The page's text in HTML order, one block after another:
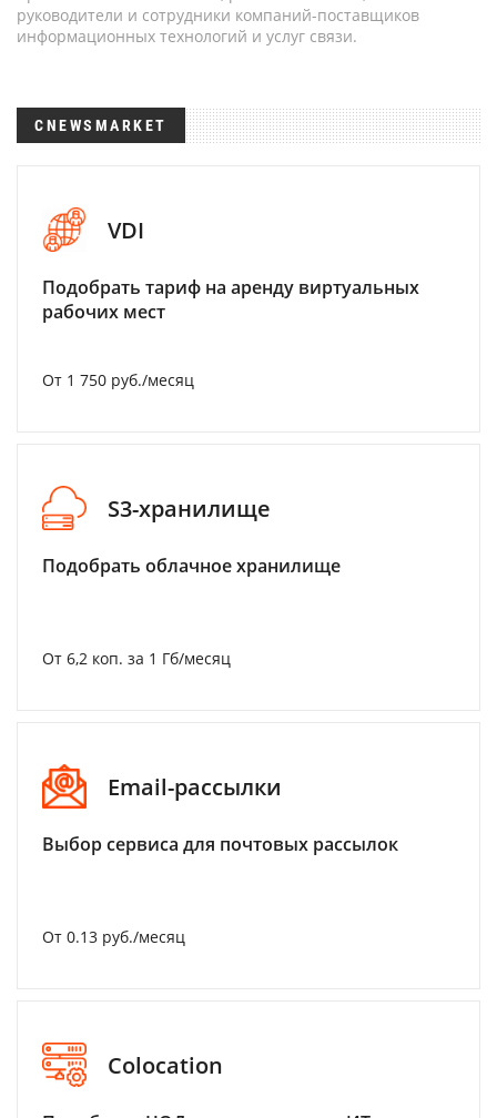
руководители и сотрудники компаний-поставщиков
информационных технологий и услуг связи.
CNEWSMARKET
VDI
Подобрать тариф на аренду виртуальных
рабочих мест
От 1 750 руб./месяц
S3-хранилище
Подобрать облачное хранилище
От 6,2 коп. за 1 Гб/месяц
Email-рассылки
Выбор сервиса для почтовых рассылок
От 0.13 руб./месяц
Colocation